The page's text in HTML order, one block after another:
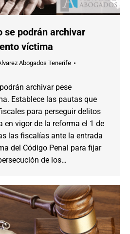
se podrán archivar
víctima
Abogados Tenerife
archivar pese
Establece las pautas que
para perseguir delitos
en vigor de la reforma el 1 de
las fiscalías ante la entrada
del Código Penal para fijar
de los…